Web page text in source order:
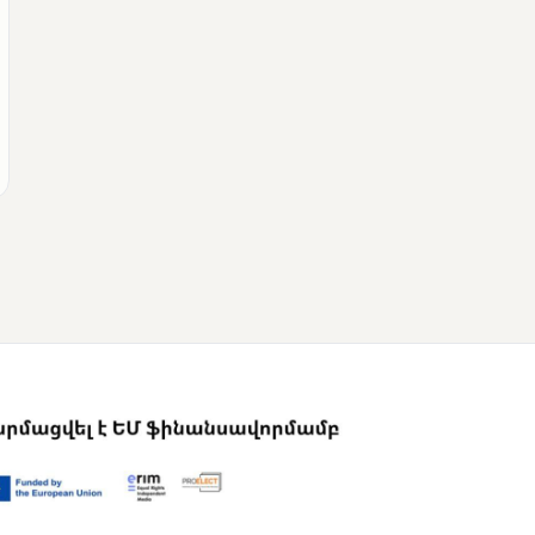
Փաշինյանին՝
կապակցությամբ